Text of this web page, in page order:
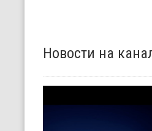
Новости на